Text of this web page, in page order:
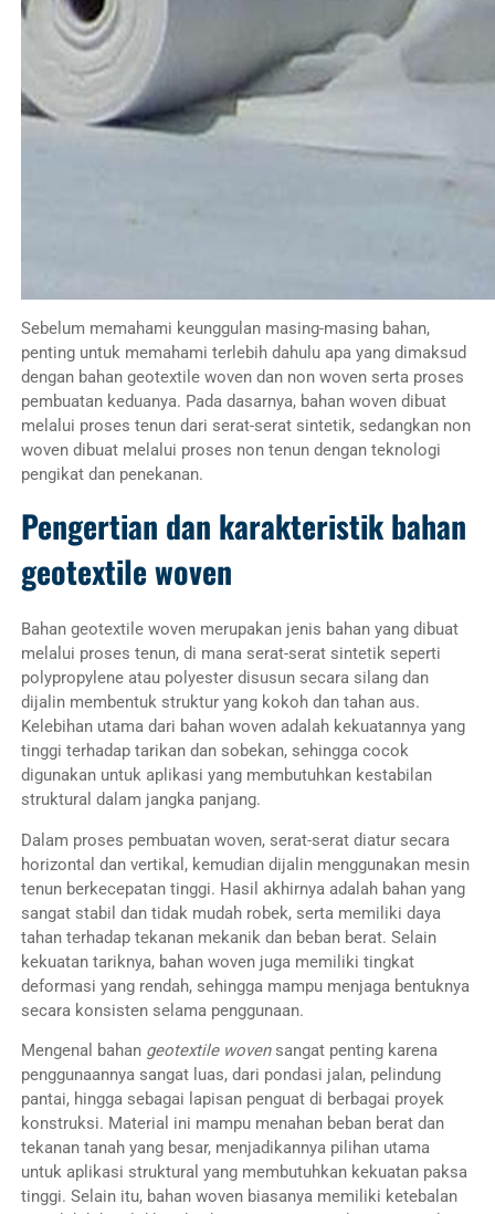
Sebelum memahami keunggulan masing-masing bahan,
penting untuk memahami terlebih dahulu apa yang dimaksud
dengan bahan geotextile woven dan non woven serta proses
pembuatan keduanya. Pada dasarnya, bahan woven dibuat
melalui proses tenun dari serat-serat sintetik, sedangkan non
woven dibuat melalui proses non tenun dengan teknologi
pengikat dan penekanan.
Pengertian dan karakteristik bahan
geotextile woven
Bahan geotextile woven merupakan jenis bahan yang dibuat
melalui proses tenun, di mana serat-serat sintetik seperti
polypropylene atau polyester disusun secara silang dan
dijalin membentuk struktur yang kokoh dan tahan aus.
Kelebihan utama dari bahan woven adalah kekuatannya yang
tinggi terhadap tarikan dan sobekan, sehingga cocok
digunakan untuk aplikasi yang membutuhkan kestabilan
struktural dalam jangka panjang.
Dalam proses pembuatan woven, serat-serat diatur secara
horizontal dan vertikal, kemudian dijalin menggunakan mesin
tenun berkecepatan tinggi. Hasil akhirnya adalah bahan yang
sangat stabil dan tidak mudah robek, serta memiliki daya
tahan terhadap tekanan mekanik dan beban berat. Selain
kekuatan tariknya, bahan woven juga memiliki tingkat
deformasi yang rendah, sehingga mampu menjaga bentuknya
secara konsisten selama penggunaan.
Mengenal bahan geotextile wovensangat penting karena
penggunaannya sangat luas, dari pondasi jalan, pelindung
pantai, hingga sebagai lapisan penguat di berbagai proyek
konstruksi. Material ini mampu menahan beban berat dan
tekanan tanah yang besar, menjadikannya pilihan utama
untuk aplikasi struktural yang membutuhkan kekuatan paksa
tinggi. Selain itu, bahan woven biasanya memiliki ketebalan